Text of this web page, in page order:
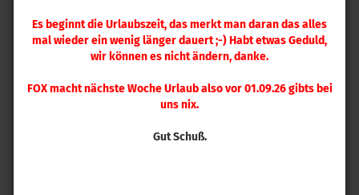
Es beginnt die Urlaubszeit, das merkt man daran das alles
mal wieder ein wenig länger dauert ;-) Habt etwas Geduld,
wir können es nicht ändern, danke.
FOX macht nächste Woche Urlaub also vor 01.09.26 gibts bei
uns nix.
Gut Schuß.